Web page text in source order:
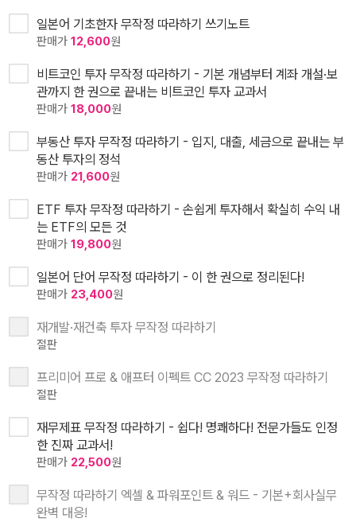
일본어 기초한자 무작정 따라하기 쓰기노트
판매가 12,600원
비트코인 투자 무작정 따라하기 - 기본 개념부터 계좌 개설·보
관까지 한 권으로 끝내는 비트코인 투자 교과서
판매가 18,000원
부동산 투자 무작정 따라하기 - 입지, 대출, 세금으로 끝내는 부
동산 투자의 정석
판매가 21,600원
ETF 투자 무작정 따라하기 - 손쉽게 투자해서 확실히 수익 내
는 ETF의 모든 것
판매가 19,800원
일본어 단어 무작정 따라하기 - 이 한 권으로 정리된다!
판매가 23,400원
재개발·재건축 투자 무작정 따라하기
절판
프리미어 프로 & 애프터 이펙트 CC 2023 무작정 따라하기
절판
재무제표 무작정 따라하기 - 쉽다! 명쾌하다! 전문가들도 인정
한 진짜 교과서!
판매가 22,500원
무작정 따라하기 엑셀 & 파워포인트 & 워드 - 기본+회사실무
완벽 대응!